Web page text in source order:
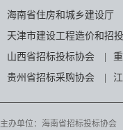
海南省住房和城乡建设厅
天津市建设工程造价和招
山西省招标投标协会
贵州省招标采购协会
主办单位：海南省招标投标协会